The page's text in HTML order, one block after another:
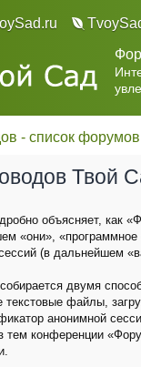
- список форумов
Твой
объясняет, как
«они»,
(в дальнейшем
двумя
текстовые файлы,
анонимной
тем конференции